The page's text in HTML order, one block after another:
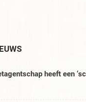
heeft een